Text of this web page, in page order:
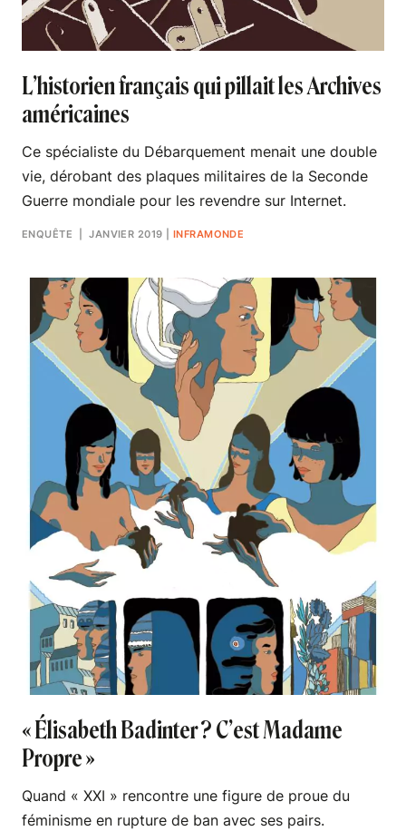
L’historien français qui pillait les Archives
américaines
Ce spécialiste du Débarquement menait une double
vie, dérobant des plaques militaires de la Seconde
Guerre mondiale pour les revendre sur Internet.
ENQUÊTE | JANVIER 2019 INFRAMONDE
« Élisabeth Badinter ? C’est Madame
Propre »
Quand « XXI » rencontre une figure de proue du
féminisme en rupture de ban avec ses pairs.